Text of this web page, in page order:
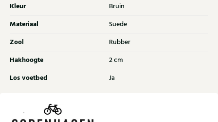
Kleur Bruin
Materiaal Suede
Zool Rubber
Hakhoogte 2 cm
Los voetbed Ja